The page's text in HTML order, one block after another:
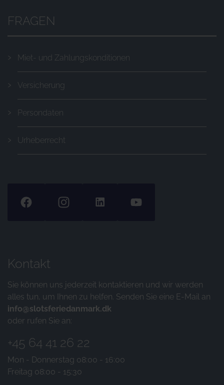
FRAGEN
Miet- und Zahlungskonditionen
Versicherung
Persondaten
Urheberrecht
Kontakt
Sie können uns jederzeit kontaktieren und wir werden
alles tun, um Ihnen zu helfen. Senden Sie eine E-Mail an
info@slotsferiedanmark.dk
oder rufen Sie an:
+45 64 41 26 22
Mon - Donnerstag 08:00 - 16:00
Freitag 08:00 - 15:30